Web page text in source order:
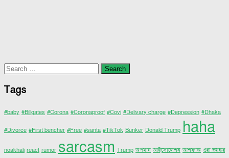
Search
Tags
#baby #Billgates #Corona #Coronaproof #Covi #Delivary charge #Depression #Dhaka
#Divorce #First bencher #Free #santa #TikTok Bunker Donald Trump haha
noakhali react rumor sarcasm Trump অপমান আইসোলেশন আশফাক ওরা ভয়ঙ্কর